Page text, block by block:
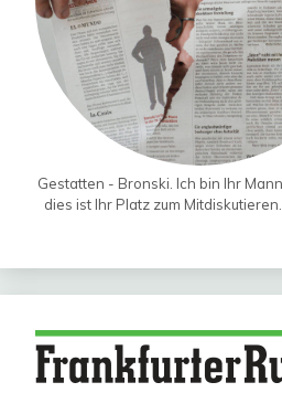
Gestatten - Bronski. Ich bin Ihr
dies ist Ihr Platz zum Mitdiskutieren.